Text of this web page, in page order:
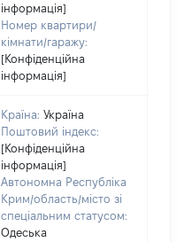
інформація]
Номер квартири/
кімнати/гаражу:
[Конфіденційна
інформація]
Країна: Україна
Поштовий індекс:
[Конфіденційна
інформація]
Автономна Республіка
Крим/область/місто зі
спеціальним статусом:
Одеська